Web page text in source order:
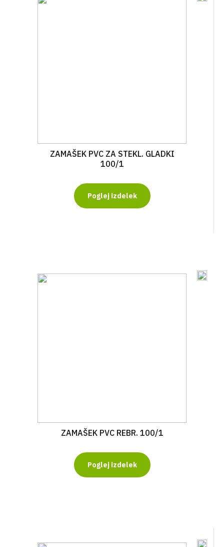
ZAMAŠEK PVC ZA STEKL. GLADKI
100/1
Poglej izdelek
ZAMAŠEK PVC REBR. 100/1
Poglej izdelek